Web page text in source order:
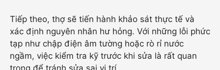
Tiếp theo, thợ sẽ tiến hành khảo sát thực tế và
xác định nguyên nhân hư hỏng. Với những lỗi phức
tạp như chập điện âm tường hoặc rò rỉ nước
ngầm, việc kiểm tra kỹ trước khi sửa là rất quan
trọng để tránh sửa sai vị trí.